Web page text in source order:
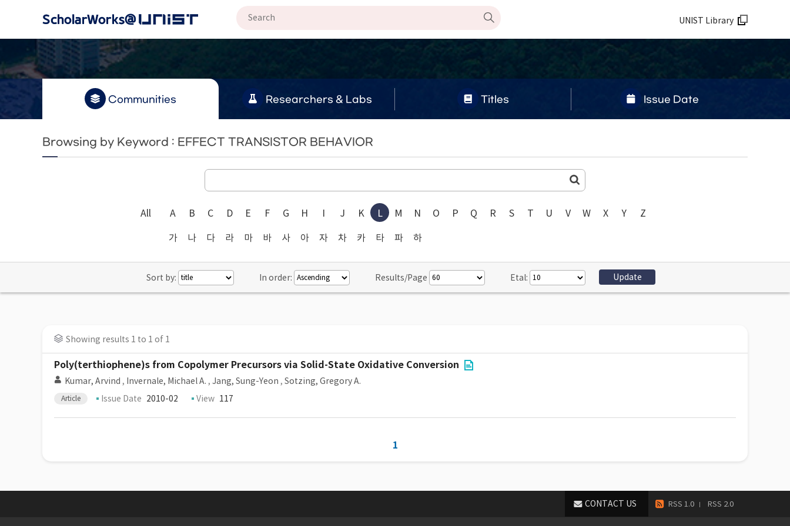
UNIST Library
Communities Researchers & Labs Titles Issue Date
Browsing by Keyword : EFFECT TRANSISTOR BEHAVIOR
All A B C D E F G H I J K L M N O P Q R S T U V W X Y Z
가 나 다 라 마 바 사 아 자 차 카 타 파 하
Sort by: In order: Results/Page Etal:
Showing results 1 to 1 of 1
Poly(terthiophene)s from Copolymer Precursors via Solid-State Oxidative Conversion
Kumar, Arvind , Invernale, Michael A. , Jang, Sung-Yeon , Sotzing, Gregory A.
Article Issue Date 2010-02 View 117
1
RSS 1.0 RSS 2.0
CONTACT US